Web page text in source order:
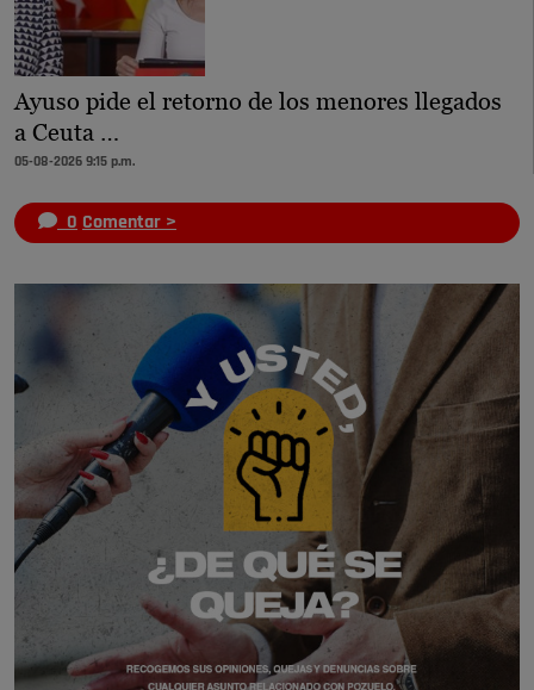
Ayuso pide el retorno de los menores llegados
a Ceuta …
05-08-2026 9:15 p.m.
0 Comentar >